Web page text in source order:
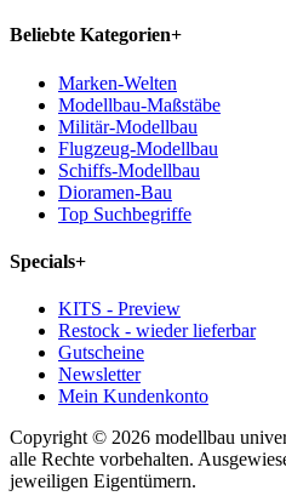
Beliebte Kategorien+
Marken-Welten
Modellbau-Maßstäbe
Militär-Modellbau
Flugzeug-Modellbau
Schiffs-Modellbau
Dioramen-Bau
Top Suchbegriffe
Specials+
KITS - Preview
Restock - wieder lieferbar
Gutscheine
Newsletter
Mein Kundenkonto
Copyright © 2026 modellbau
alle Rechte vorbehalten.
jeweiligen Eigentümern.